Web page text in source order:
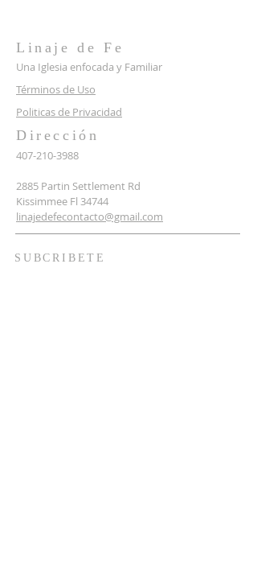
Linaje de Fe
Una Iglesia enfocada y Familiar
Términos de Uso
Politicas de Privacidad
Dirección
407-210-3988
2885 Partin Settlement Rd
Kissimmee Fl 34744
linajedefecontacto@gmail.com
SUBCRIBETE